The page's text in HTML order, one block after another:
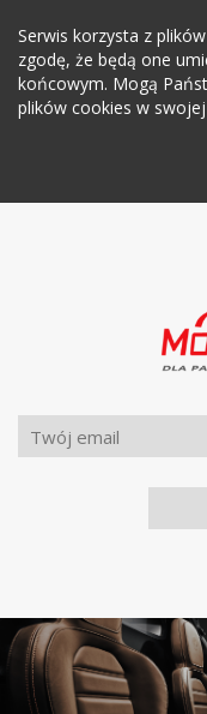
Serwis korzysta z
zgodę, że będą one
końcowym. Mogą
plików cookies w